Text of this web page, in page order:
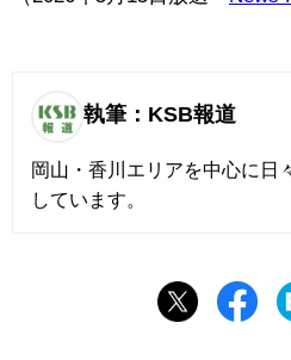
執筆：KSB報道
岡山・香川エリアを中心に日
しています。